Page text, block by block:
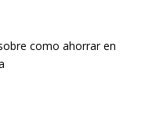
como ahorrar en